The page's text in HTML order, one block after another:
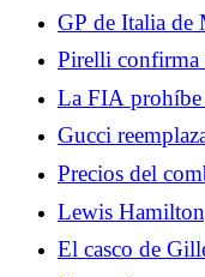
explica por qué
en Canadá
GP de Italia de
Up, Bezzecchi
Quartararo por
Pirelli confirma
Barcelona:
más agresivo
La FIA prohíbe
Mónaco para
Gucci
principal de
Precios del
diésel baja
mantiene en su
Lewis
museo del
El casco de